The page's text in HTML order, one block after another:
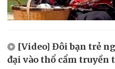
[Video] Đôi bạn trẻ
đại vào thổ cẩm truyền